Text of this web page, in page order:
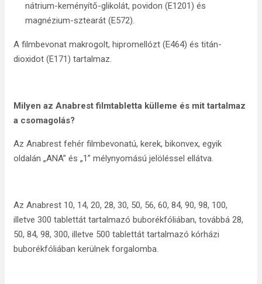
nátrium-keményítő-glikolát, povidon (E1201) és
magnézium-sztearát (E572).
A filmbevonat makrogolt, hipromellózt (E464) és titán-
dioxidot (E171) tartalmaz.
Milyen az Anabrest filmtabletta külleme és mit tartalmaz
a csomagolás?
Az Anabrest fehér filmbevonatú, kerek, bikonvex, egyik
oldalán „ANA” és „1” mélynyomású jelöléssel ellátva.
Az Anabrest 10, 14, 20, 28, 30, 50, 56, 60, 84, 90, 98, 100,
illetve 300 tablettát tartalmazó buborékfóliában, továbbá 28,
50, 84, 98, 300, illetve 500 tablettát tartalmazó kórházi
buborékfóliában kerülnek forgalomba.